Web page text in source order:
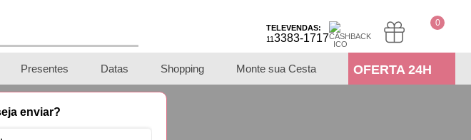
0
TELEVENDAS:
113383-1717
Presentes Datas Shopping Monte sua Cesta OFERTA 24H
enviar?